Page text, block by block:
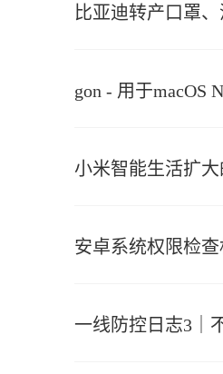
比亚迪转产口罩
gon - 用于macOS
小米智能生活扩
安卓系统权限检
一线防控日志3｜